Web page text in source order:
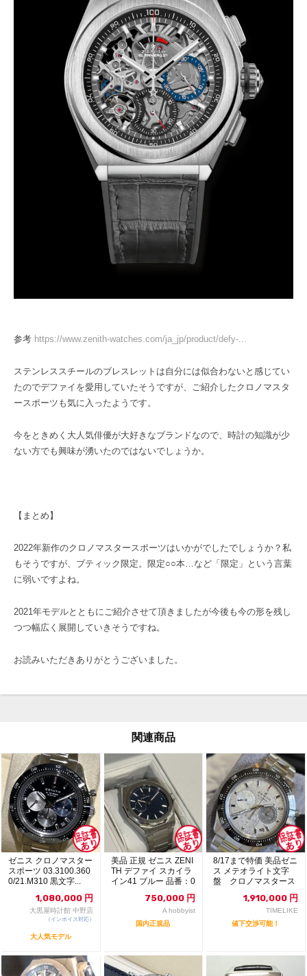
参考 https://www.zenith-watches.com/ja_jp/product/defy-...
ステンレススチールのブレスレットは自分には似合わないと感じてい
たのでデファイを愛用していたそうですが、ご紹介したクロノマスタ
ースポーツも気に入ったようです。
今をときめく大人気俳優が大好きなブランドなので、時計の知識が少
ない方でも興味が湧いたのではないでしょうか。
【まとめ】
2022年新作のクロノマスタースポーツはいかがでしたでしょうか？私
もそうですが、ブティック限定。限定○○本…など「限定」という言葉
に弱いですよね。
2021年モデルとともにご紹介させて頂きましたが今後も今の形を残し
つつ幅広く展開していきそうですね。
お読みいただきありがとうございました。
関連商品
ゼニス クロノマスター
スポーツ 03.3100.360
0/21.M310 黒文字...
1,080,000 円
大黒屋時計館 中野店
（インボイス対応）
大人気モデル
美品 正規 ゼニス ZENI
TH デファイ スカイラ
イン41 ブルー 品番：0
750,000 円
A hobbyist
国内正規品
8/17まで特価 美品ゼニ
ス メテオライト文字
盤 クロノマスタース
1,910,000 円
TIMELIKE
値下交渉可能！